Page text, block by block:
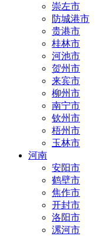
崇左市
防城港市
贵港市
桂林市
河池市
贺州市
来宾市
柳州市
南宁市
钦州市
梧州市
玉林市
河南
安阳市
鹤壁市
焦作市
开封市
洛阳市
漯河市